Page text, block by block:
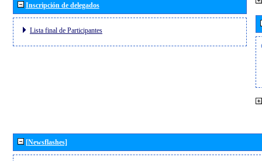
Inscripción de delegados
Lista final de Participantes
[Newsflashes]